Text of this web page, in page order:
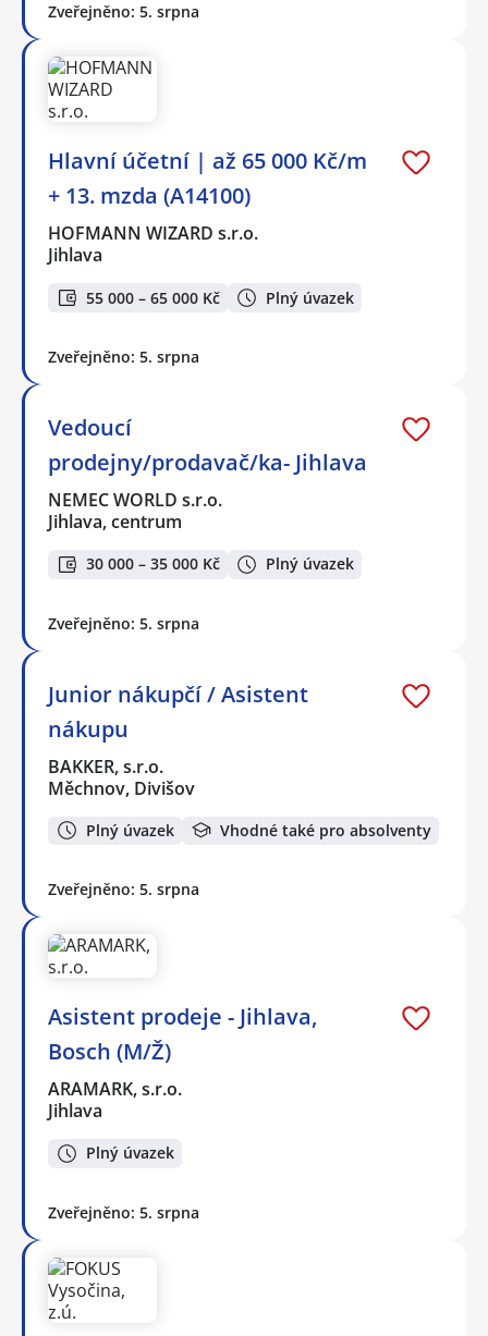
Zveřejněno: 5. srpna
Hlavní účetní | až 65 000 Kč/m
+ 13. mzda (A14100)
HOFMANN WIZARD s.r.o.
Jihlava
55 000 – 65 000 Kč Plný úvazek
Zveřejněno: 5. srpna
Vedoucí
prodejny/prodavač/ka- Jihlava
NEMEC WORLD s.r.o.
Jihlava, centrum
30 000 – 35 000 Kč Plný úvazek
Zveřejněno: 5. srpna
Junior nákupčí / Asistent
nákupu
BAKKER, s.r.o.
Měchnov, Divišov
Plný úvazek Vhodné také pro absolventy
Zveřejněno: 5. srpna
Asistent prodeje - Jihlava,
Bosch (M/Ž)
ARAMARK, s.r.o.
Jihlava
Plný úvazek
Zveřejněno: 5. srpna